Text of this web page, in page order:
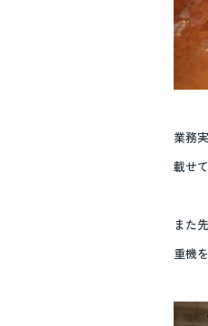
業務
載せ
また
重機